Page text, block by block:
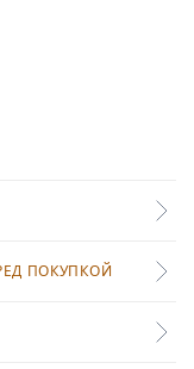
ПОКУПКОЙ